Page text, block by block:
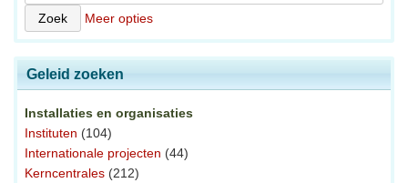
Meer opties
Geleid zoeken
Installaties en organisaties
Instituten (104)
Internationale projecten (44)
Kerncentrales (212)